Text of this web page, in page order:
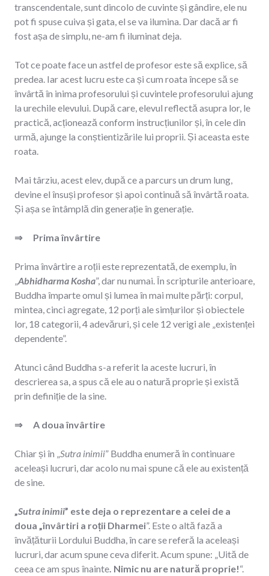
transcendentale, sunt dincolo de cuvinte și gândire, ele nu
pot fi spuse cuiva și gata, el se va ilumina. Dar dacă ar fi
fost așa de simplu, ne-am fi iluminat deja.
Tot ce poate face un astfel de profesor este să explice, să
predea. Iar acest lucru este ca și cum roata începe să se
învârtă în inima profesorului și cuvintele profesorului ajung
la urechile elevului. După care, elevul reflectă asupra lor, le
practică, acționează conform instrucțiunilor și, în cele din
urmă, ajunge la conștientizările lui proprii. Și aceasta este
roata.
Mai târziu, acest elev, după ce a parcurs un drum lung,
devine el însuși profesor și apoi continuă să învârtă roata.
Și așa se întâmplă din generație în generație.
⇒ Prima învârtire
Prima învârtire a roții este reprezentată, de exemplu, în
„Abhidharma Kosha”, dar nu numai. În scripturile anterioare,
Buddha împarte omul și lumea în mai multe părți: corpul,
mintea, cinci agregate, 12 porți ale simțurilor și obiectele
lor, 18 categorii, 4 adevăruri, și cele 12 verigi ale „existenței
dependente”.
Atunci când Buddha s-a referit la aceste lucruri, în
descrierea sa, a spus că ele au o natură proprie și există
prin definiție de la sine.
⇒ A doua învârtire
Chiar și în „Sutra inimii” Buddha enumeră în continuare
aceleași lucruri, dar acolo nu mai spune că ele au existență
de sine.
„Sutra inimii” este deja o reprezentare a celei de a
doua „învârtiri a roții Dharmei”. Este o altă fază a
învățăturii Lordului Buddha, în care se referă la aceleași
lucruri, dar acum spune ceva diferit. Acum spune: „Uită de
ceea ce am spus înainte. Nimic nu are natură proprie!“.